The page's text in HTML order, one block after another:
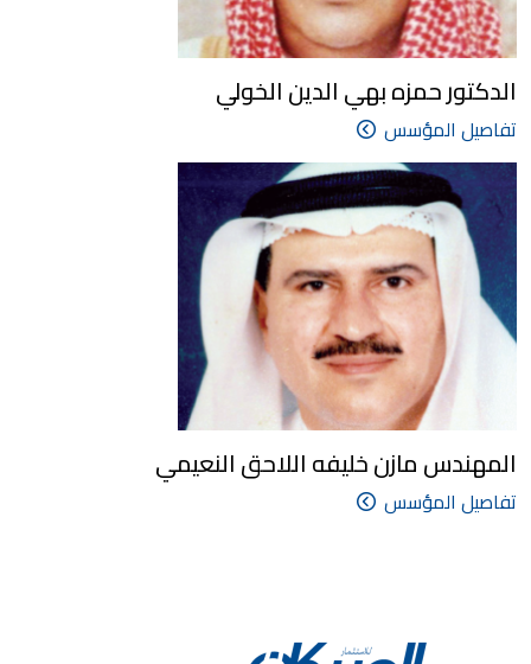
الدكتور حمزه بهي الدين الخولي
تفاصيل المؤسس
المهندس مازن خليفه اللاحق النعيمي
تفاصيل المؤسس